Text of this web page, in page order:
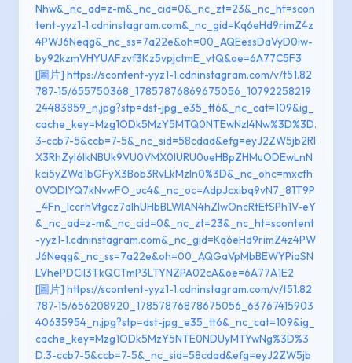
Nhw&_nc_ad=z-m&_nc_cid=0&_nc_zt=23&_nc_ht=scon
tent-yyz1-1.cdninstagram.com&_nc_gid=Kq6eHd9rimZ4z
4PWJ6Neqg&_nc_ss=7a22e&oh=00_AQEessDaVyD0iw-
by92kzmVHYUAFzvf3Kz5vpjctmE_vtQ&oe=6A77C5F3
[圖片] https://scontent-yyz1-1.cdninstagram.com/v/t51.82
787-15/655750368_17857876869675056_10792258219
24483859_n.jpg?stp=dst-jpg_e35_tt6&_nc_cat=109&ig_
cache_key=Mzg1ODk5MzY5MTQ0NTEwNzI4Nw%3D%3D.
3-ccb7-5&ccb=7-5&_nc_sid=58cdad&efg=eyJ2ZW5jb2Rl
X3RhZyI6IkNBUk9VU0VMX0lURU0ueHBpZHMuODEwLnN
kci5yZWd1bGFyX3Bob3RvLkMzIn0%3D&_nc_ohc=mxcfh
0VODlYQ7kNvwFO_uc4&_nc_oc=AdpJcxibq9vN7_81T9P
_4Fn_lccrhVtgcz7alhUHbBLWlAN4hZIwOncRtEtSPh1V-eY
&_nc_ad=z-m&_nc_cid=0&_nc_zt=23&_nc_ht=scontent
-yyz1-1.cdninstagram.com&_nc_gid=Kq6eHd9rimZ4z4PW
J6Neqg&_nc_ss=7a22e&oh=00_AQGaVpMbBEWYPiaSN
LVhePDCil3TkQCTmP3LTYNZPA02cA&oe=6A77A1E2
[圖片] https://scontent-yyz1-1.cdninstagram.com/v/t51.82
787-15/656208920_17857876878675056_63767415903
40635954_n.jpg?stp=dst-jpg_e35_tt6&_nc_cat=109&ig_
cache_key=Mzg1ODk5MzY5NTE0NDUyMTYwNg%3D%3
D.3-ccb7-5&ccb=7-5&_nc_sid=58cdad&efg=eyJ2ZW5jb